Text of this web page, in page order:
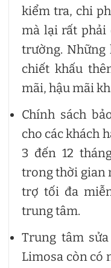
kiểm tra, chi
mà lại rất phải
trường. Những
chiết khấu
mãi, hậu mãi
Chính sách
cho các khách
3 đến 12
trong thời gian
trợ tối đa
trung tâm.
Trung tâm
Limosa còn có